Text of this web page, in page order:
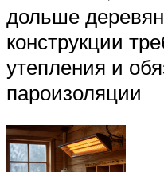
дольше
конструкции
утепления и
пароизоляции